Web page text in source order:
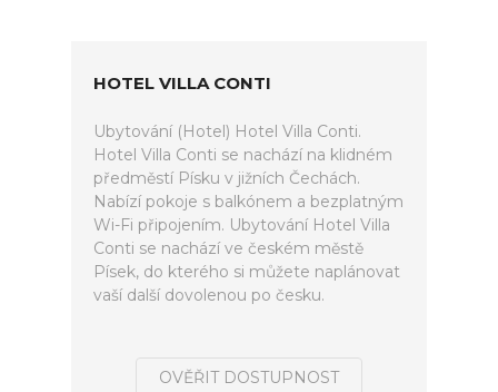
HOTEL VILLA CONTI
Ubytování (Hotel) Hotel Villa Conti.
Hotel Villa Conti se nachází na klidném
předměstí Písku v jižních Čechách.
Nabízí pokoje s balkónem a bezplatným
Wi-Fi připojením. Ubytování Hotel Villa
Conti se nachází ve českém městě
Písek, do kterého si můžete naplánovat
vaší další dovolenou po česku.
OVĚŘIT DOSTUPNOST